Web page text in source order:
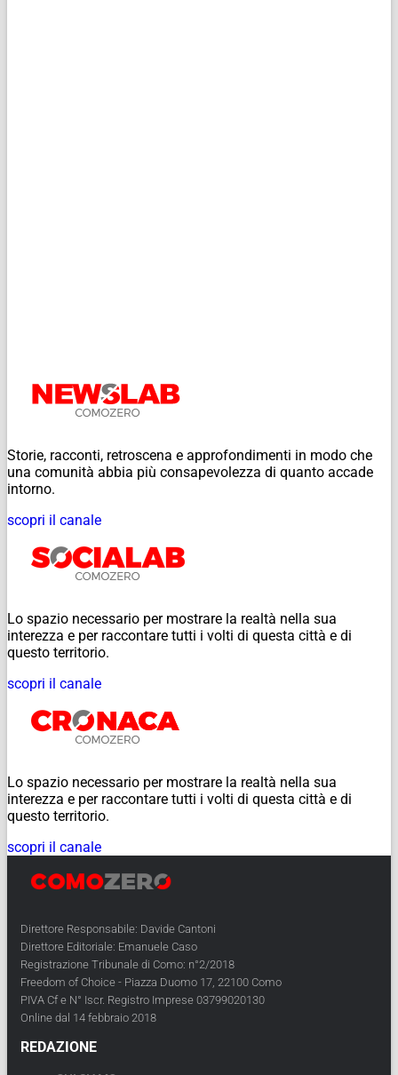
Storie, racconti, retroscena e approfondimenti in modo che
una comunità abbia più consapevolezza di quanto accade
intorno.
scopri il canale
Lo spazio necessario per mostrare la realtà nella sua
interezza e per raccontare tutti i volti di questa città e di
questo territorio.
scopri il canale
Lo spazio necessario per mostrare la realtà nella sua
interezza e per raccontare tutti i volti di questa città e di
questo territorio.
scopri il canale
Direttore Responsabile: Davide Cantoni
Direttore Editoriale: Emanuele Caso
Registrazione Tribunale di Como: n°2/2018
Freedom of Choice - Piazza Duomo 17, 22100 Como
PIVA Cf e N° Iscr. Registro Imprese 03799020130
Online dal 14 febbraio 2018
REDAZIONE